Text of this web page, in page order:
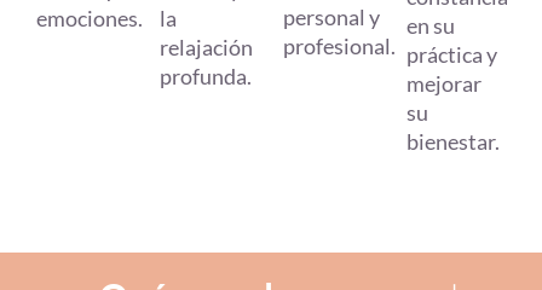
emociones.
la
relajación
profunda.
personal y
profesional.
en su
práctica y
mejorar
su
bienestar.